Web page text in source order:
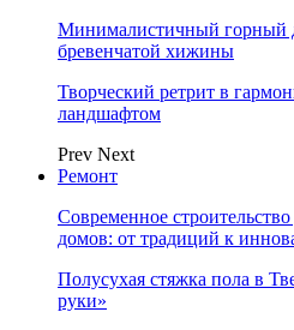
Минималистичный горный
бревенчатой хижины
Творческий ретрит в
ландшафтом
Prev Next
Ремонт
Современное
домов: от традиций к
Полусухая стяжка пола в
руки»